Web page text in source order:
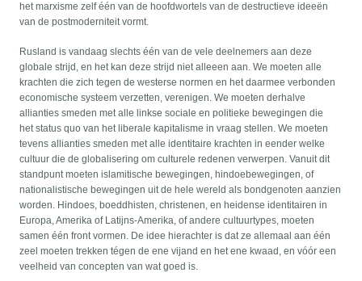
het marxisme zelf één van de hoofdwortels van de destructieve ideeën
van de postmoderniteit vormt.
Rusland is vandaag slechts één van de vele deelnemers aan deze
globale strijd, en het kan deze strijd niet alleeen aan. We moeten alle
krachten die zich tegen de westerse normen en het daarmee verbonden
economische systeem verzetten, verenigen. We moeten derhalve
allianties smeden met alle linkse sociale en politieke bewegingen die
het status quo van het liberale kapitalisme in vraag stellen. We moeten
tevens allianties smeden met alle identitaire krachten in eender welke
cultuur die de globalisering om culturele redenen verwerpen. Vanuit dit
standpunt moeten islamitische bewegingen, hindoebewegingen, of
nationalistische bewegingen uit de hele wereld als bondgenoten aanzien
worden. Hindoes, boeddhisten, christenen, en heidense identitairen in
Europa, Amerika of Latijns-Amerika, of andere cultuurtypes, moeten
samen één front vormen. De idee hierachter is dat ze allemaal aan één
zeel moeten trekken tégen de ene vijand en het ene kwaad, en vóór een
veelheid van concepten van wat goed is.